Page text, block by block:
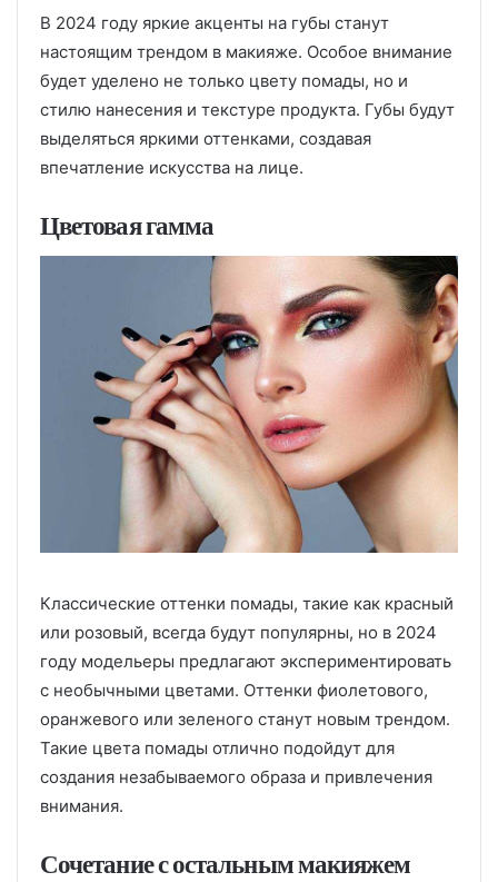
В 2024 году яркие акценты на губы станут
настоящим трендом в макияже. Особое внимание
будет уделено не только цвету помады, но и
стилю нанесения и текстуре продукта. Губы будут
выделяться яркими оттенками, создавая
впечатление искусства на лице.
Цветовая гамма
Классические оттенки помады, такие как красный
или розовый, всегда будут популярны, но в 2024
году модельеры предлагают экспериментировать
с необычными цветами. Оттенки фиолетового,
оранжевого или зеленого станут новым трендом.
Такие цвета помады отлично подойдут для
создания незабываемого образа и привлечения
внимания.
Сочетание с остальным макияжем